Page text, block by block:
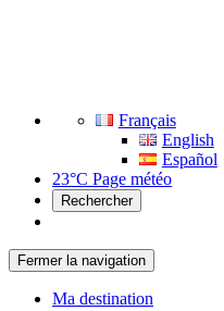
Français
English
Español
23°C Page météo
Rechercher
Fermer la navigation
Ma destination